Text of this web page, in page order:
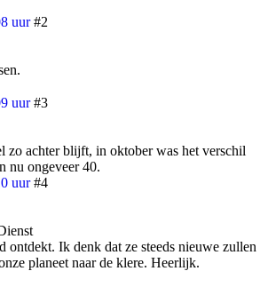
uur #2
uur #3
zo achter blijft, in oktober was het verschil
nu ongeveer 40.
uur #4
ontdekt. Ik denk dat ze steeds nieuwe zullen
planeet naar de klere. Heerlijk.